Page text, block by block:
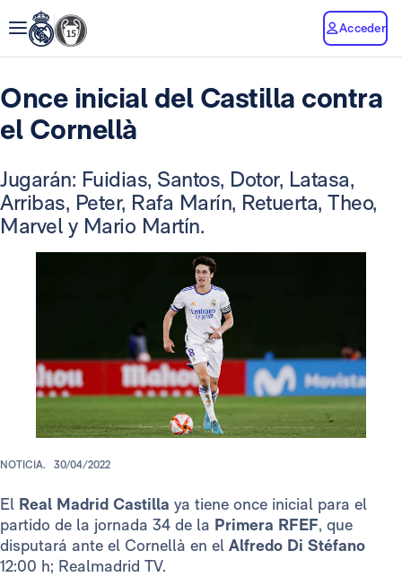
Acceder
Once inicial del Castilla contra
el Cornellà
Jugarán: Fuidias, Santos, Dotor, Latasa,
Arribas, Peter, Rafa Marín, Retuerta, Theo,
Marvel y Mario Martín.
NOTICIA. 30/04/2022
El Real Madrid Castilla ya tiene once inicial para el
partido de la jornada 34 de la Primera RFEF, que
disputará ante el Cornellà en el Alfredo Di Stéfano
12:00 h; Realmadrid TV.